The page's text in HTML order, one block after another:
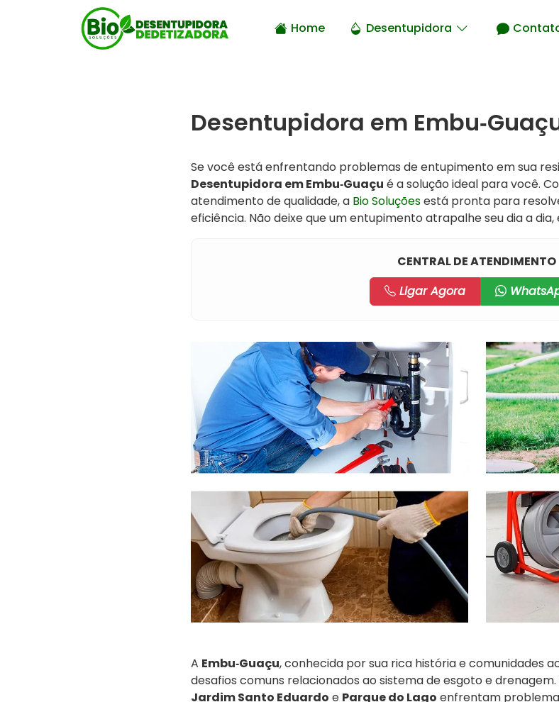
Home Desentupidora
Desentupidora em
Se você está enfrentando problemas de entupimento em sua
Desentupidora em Embu‑Guaçu é a solução ideal para você.
atendimento de qualidade, a Bio Soluçõesestá pronta para
eficiência. Não deixe que um entupimento atrapalhe seu dia a
CENTRAL DE ATENDIMENTO
Ligar Agora
A Embu‑Guaçu, conhecida por sua rica história e comunidades
desafios comuns relacionados ao sistema de esgoto e
Jardim Santo Eduardo e Parque do Lago enfrentam